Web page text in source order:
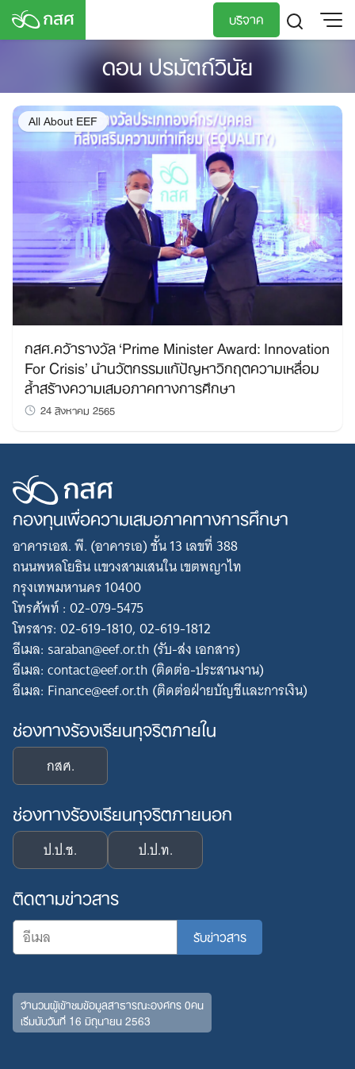
Skip
บริจาค
ดอน ปรมัตถ์วินัย
All About EEF
กสศ.คว้ารางวัล ‘Prime Minister Award: Innovation
For Crisis’ นำนวัตกรรมแก้ปัญหาวิกฤตความเหลื่อม
ล้ำสร้างความเสมอภาคทางการศึกษา
24 สิงหาคม 2565
กองทุนเพื่อความเสมอภาคทางการศึกษา
อาคารเอส. พี. (อาคารเอ) ชั้น 13 เลขที่ 388
ถนนพหลโยธิน แขวงสามเสนใน เขตพญาไท
กรุงเทพมหานคร 10400
โทรศัพท์ : 02-079-5475
โทรสาร: 02-619-1810, 02-619-1812
อีเมล: saraban@eef.or.th (รับ-ส่ง เอกสาร)
อีเมล: contact@eef.or.th (ติดต่อ-ประสานงาน)
อีเมล: Finance@eef.or.th (ติดต่อฝ่ายบัญชีและการเงิน)
ช่องทางร้องเรียนทุจริตภายใน
กสศ.
ช่องทางร้องเรียนทุจริตภายนอก
ป.ป.ช. ป.ป.ท.
ติดตามข่าวสาร
จำนวนผู้เข้าชมข้อมูลสาธารณะองค์กร 0คน
เริ่มนับวันที่ 16 มิถุนายน 2563